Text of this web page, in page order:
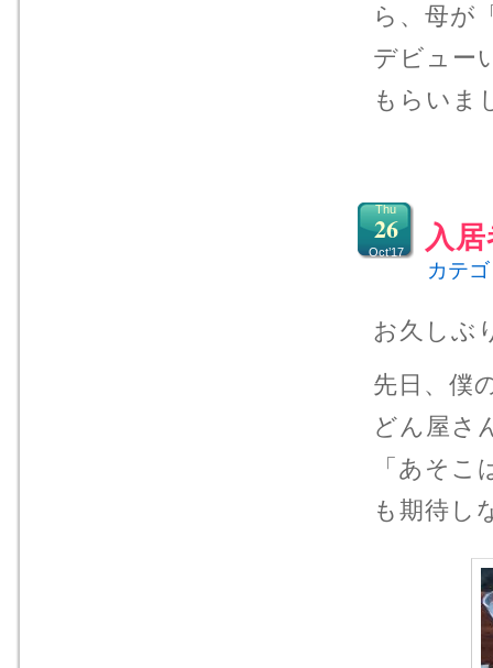
ら、母が
デビュー
もらいま
入
Thu
26
Oct’17
カテ
お久しぶ
先日、僕
どん屋さ
「あそ
も期待し